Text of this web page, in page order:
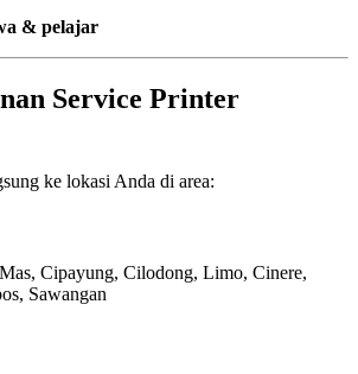
& pelajar
Service Printer
ke lokasi Anda di area:
Cipayung, Cilodong, Limo, Cinere,
Sawangan